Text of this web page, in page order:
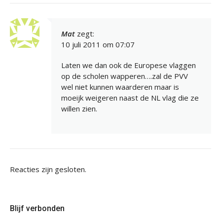
Mat zegt:
10 juli 2011 om 07:07
Laten we dan ook de Europese vlaggen
op de scholen wapperen….zal de PVV
wel niet kunnen waarderen maar is
moeijk weigeren naast de NL vlag die ze
willen zien.
Reacties zijn gesloten.
Blijf verbonden